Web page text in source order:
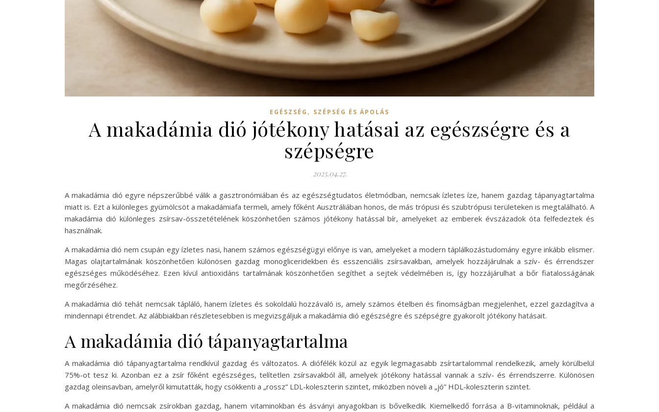
EGÉSZSÉG , SZÉPSÉG ÉS ÁPOLÁS
A makadámia dió jótékony hatásai az egészségre és a
szépségre
2025.04.27.
A makadámia dió egyre népszerűbbé válik a gasztronómiában és az egészségtudatos életmódban, nemcsak ízletes íze, hanem gazdag tápanyagtartalma
miatt is. Ezt a különleges gyümölcsöt a makadámiafa termeli, amely főként Ausztráliában honos, de más trópusi és szubtrópusi területeken is megtalálható. A
makadámia dió különleges zsírsav-összetételének köszönhetően számos jótékony hatással bír, amelyeket az emberek évszázadok óta felfedeztek és
használnak.
A makadámia dió nem csupán egy ízletes nasi, hanem számos egészségügyi előnye is van, amelyeket a modern táplálkozástudomány egyre inkább elismer.
Magas olajtartalmának köszönhetően különösen gazdag monogliceridekben és esszenciális zsírsavakban, amelyek hozzájárulnak a szív- és érrendszer
egészséges működéséhez. Ezen kívül antioxidáns tartalmának köszönhetően segíthet a sejtek védelmében is, így hozzájárulhat a bőr fiatalosságának
megőrzéséhez.
A makadámia dió tehát nemcsak tápláló, hanem ízletes és sokoldalú hozzávaló is, amely számos ételben és finomságban megjelenhet, ezzel gazdagítva a
mindennapi étrendet. Az alábbiakban részletesebben is megvizsgáljuk a makadámia dió egészségre és szépségre gyakorolt jótékony hatásait.
A makadámia dió tápanyagtartalma
A makadámia dió tápanyagtartalma rendkívül gazdag és változatos. A diófélék közül az egyik legmagasabb zsírtartalommal rendelkezik, amely körülbelül
75%-ot tesz ki. Azonban ez a zsír főként egészséges, telítetlen zsírsavakból áll, amelyek jótékony hatással vannak a szív- és érrendszerre. Különösen
gazdag oleinsavban, amelyről kimutatták, hogy csökkenti a „rossz” LDL-koleszterin szintet, miközben növeli a „jó” HDL-koleszterin szintet.
A makadámia dió nemcsak zsírokban gazdag, hanem vitaminokban és ásványi anyagokban is bővelkedik. Kiemelkedő forrása a B-vitaminoknak, például a